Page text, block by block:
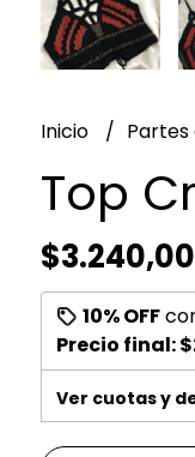
Inicio
Top
$3.240,00
10% OFF
Precio final:
Ver cuotas y